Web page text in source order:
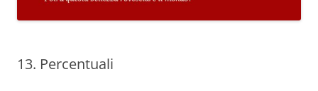
13. Percentuali